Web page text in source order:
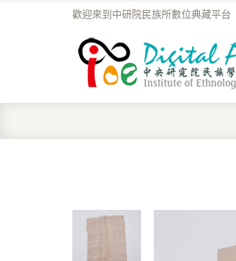
歡迎來到中研院民族所數位典藏平台